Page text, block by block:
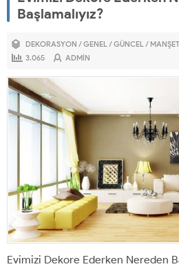
Başlamalıyız?
DEKORASYON /GENEL/GÜNCEL/ MANŞET
3.065
ADMIN
Evimizi Dekore Ederken Nereden